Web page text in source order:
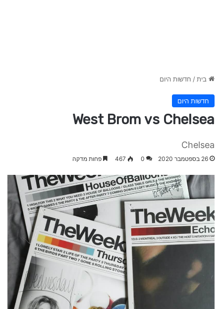
בית/ חדשות היום
חדשות היום
West Brom vs Chelsea
Chelsea
26 בספטמבר 2020 0
467 פחות מדקה